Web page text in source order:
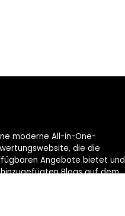
moderne All-in-One-
die die
Angebote bietet und
Blogs auf dem